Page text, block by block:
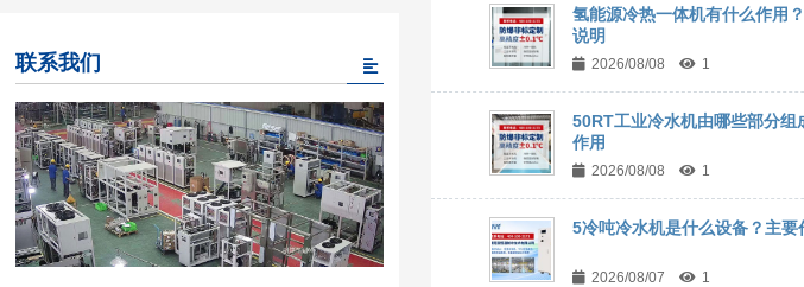
氢能源冷热一体机有什么作用
说明
2026/08/08 1
50RT工业冷水机由哪些部分组
作用
2026/08/08 1
5冷吨冷水机是什么设备？主
2026/08/07 1
联系我们